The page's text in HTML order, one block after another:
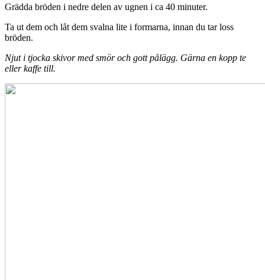
Grädda bröden i nedre delen av ugnen i ca 40 minuter.
Ta ut dem och låt dem svalna lite i formarna, innan du tar loss
bröden.
Njut i tjocka skivor med smör och gott pålägg. Gärna en kopp te
eller kaffe till.